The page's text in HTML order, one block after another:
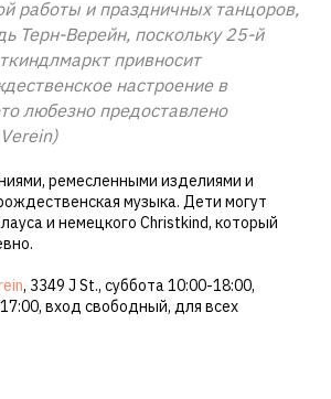
работы и праздничных танцоров,
Терн-Верейн, поскольку 25-й
привносит
настроение в
любезно предоставлено
ремесленными изделиями и
музыка. Дети могут
и немецкого Christkind, который
, 3349 J St., суббота 10:00-18:00,
вход свободный, для всех